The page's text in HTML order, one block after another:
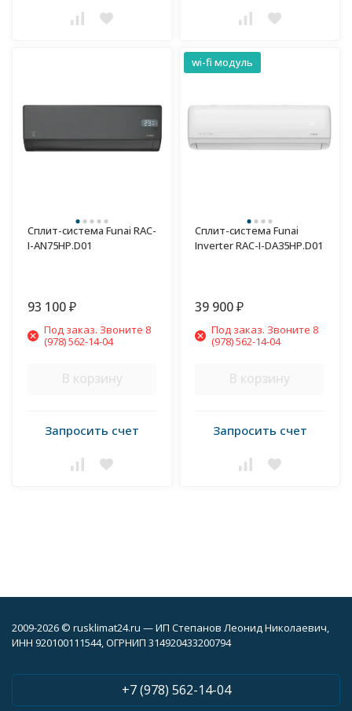
Сплит-система Funai RAC-
I-AN75HP.D01
93 100 ₽
Под заказ. Звоните 8
(978) 562-14-04
В корзину
Запросить счет
wi-fi модуль
Сплит-система Funai
Inverter RAC-I-DA35HP.D01
39 900 ₽
Под заказ. Звоните 8
(978) 562-14-04
В корзину
Запросить счет
2009-2026 © rusklimat24.ru — ИП Степанов Леонид Николаевич,
ИНН 920100111544, ОГРНИП 314920433200794
+7 (978) 562-14-04